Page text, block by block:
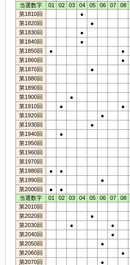
当選数字
01 02 03 04 05 06 07 08
第1810回
●
第1820回
●
第1830回
●
第1840回
●
第1850回
●
●
第1860回
●
第1870回
●
第1880回
第1890回
第1900回
●
第1910回
●
●
第1920回
●
第1930回
●
第1940回
●
第1950回
第1960回
第1970回
第1980回
● ●
第1990回
●
第2000回
● ●
当選数字
01 02 03 04 05 06 07 08
第2010回
第2020回
●
第2030回
●
●
第2040回
●
第2050回
●
第2060回
●
第2070回
●